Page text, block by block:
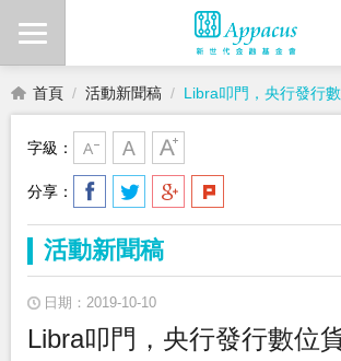
首頁 活動新聞稿 Libra叩門，央行發行
字級：
分享：
活動新聞稿
日期：2019-10-10
Libra叩門，央行發行數位